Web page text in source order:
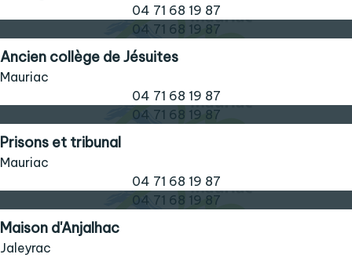
04 71 68 19 87
04 71 68 19 87
Ancien collège de Jésuites
Mauriac
04 71 68 19 87
04 71 68 19 87
Prisons et tribunal
Mauriac
04 71 68 19 87
04 71 68 19 87
Maison d'Anjalhac
Jaleyrac